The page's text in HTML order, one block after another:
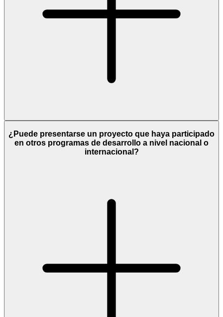
¿Puede presentarse un proyecto que haya participado
en otros programas de desarrollo a nivel nacional o
internacional?